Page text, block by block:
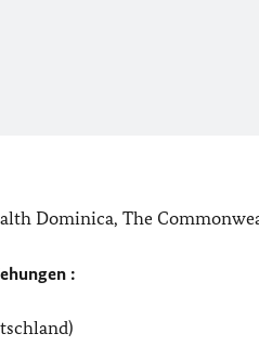
Dominica, The
: